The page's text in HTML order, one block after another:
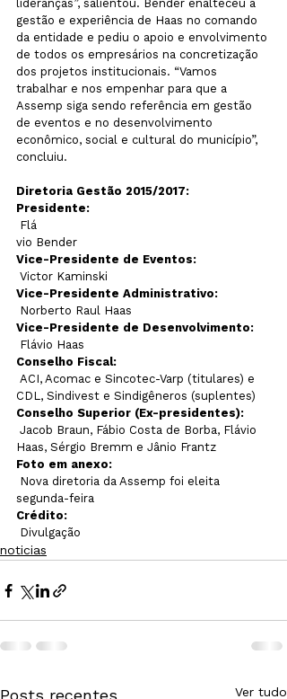
lideranças”, salientou. Bender enalteceu a
gestão e experiência de Haas no comando
da entidade e pediu o apoio e envolvimento
de todos os empresários na concretização
dos projetos institucionais. “Vamos
trabalhar e nos empenhar para que a
Assemp siga sendo referência em gestão
de eventos e no desenvolvimento
econômico, social e cultural do município”,
concluiu.
Diretoria Gestão 2015/2017:
Presidente:
Flá
vio Bender
Vice-Presidente de Eventos:
Victor Kaminski
Vice-Presidente Administrativo:
Norberto Raul Haas
Vice-Presidente de Desenvolvimento:
Flávio Haas
Conselho Fiscal:
CDL, Sindivest e Sindigêneros (suplentes)
Conselho Superior (Ex-presidentes):
Haas, Sérgio Bremm e Jânio Frantz
Foto em anexo:
segunda-feira
Crédito:
Divulgação
noticias
Posts recentes Ver tudo